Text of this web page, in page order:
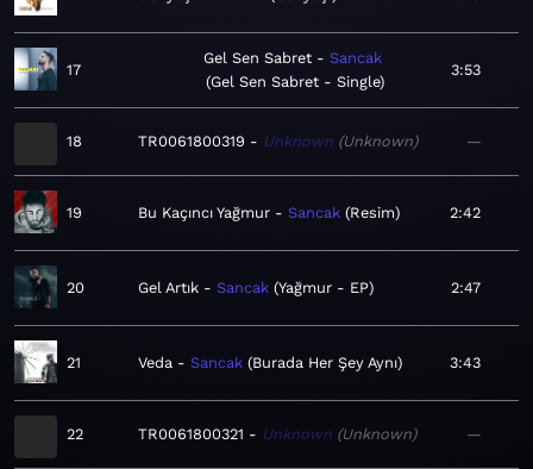
17
Gel Sen Sabret
Sancak
Gel Sen Sabret - Single
3:53
18 TR0061800319 Unknown Unknown —
19 Bu Kaçıncı Yağmur Sancak Resim 2:42
20 Gel Artık Sancak Yağmur - EP 2:47
21 Veda Sancak Burada Her Şey Aynı 3:43
22 TR0061800321 Unknown Unknown —